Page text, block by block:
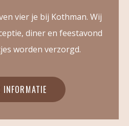
vier je bij Kothman. Wij
diner en feestavond
worden verzorgd.
INFORMATIE